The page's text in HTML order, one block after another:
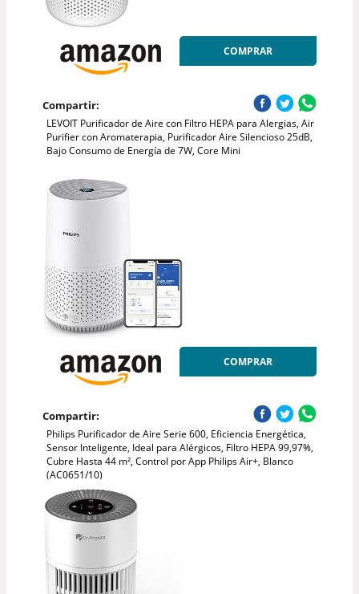
COMPRAR
Compartir:
LEVOIT Purificador de Aire con Filtro HEPA para Alergias, Air
Purifier con Aromaterapia, Purificador Aire Silencioso 25dB,
Bajo Consumo de Energía de 7W, Core Mini
COMPRAR
Compartir:
Philips Purificador de Aire Serie 600, Eficiencia Energética,
Sensor Inteligente, Ideal para Alérgicos, Filtro HEPA 99,97%,
Cubre Hasta 44 m², Control por App Philips Air+, Blanco
(AC0651/10)